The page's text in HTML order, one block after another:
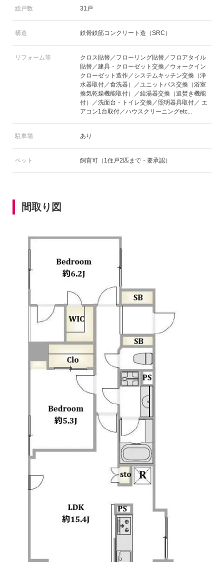
総戸数 31戸
構造 鉄骨鉄筋コンクリート造（SRC）
リフォーム等
クロス貼替／フローリング貼替／フロアタイル
貼替／建具・クローゼット交換／ウォークイン
クローゼット造作／システムキッチン交換（浄
水器取付／食洗器）／ユニットバス交換（浴室
換気乾燥機能取付）／給湯器交換（追焚き機能
付）／洗面台・トイレ交換／照明器具取付／ エ
アコン1台取付／ハウスクリーニングetc...
駐車場 あり
ペット 飼育可（1住戸2匹まで・要承認）
間取り図